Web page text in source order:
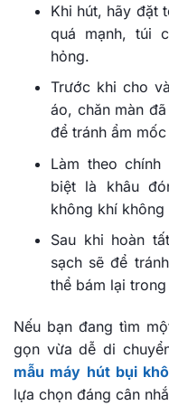
Khi hút, hãy đặt
quá mạnh, túi
hỏng.
Trước khi cho
áo, chăn màn
để tránh ẩm
Làm theo
biệt là khâu
không khí
Sau khi hoàn
sạch sẽ để
thể bám lại trong
Nếu bạn đang tìm
gọn vừa dễ di
mẫu máy hút bụi
lựa chọn đáng cân